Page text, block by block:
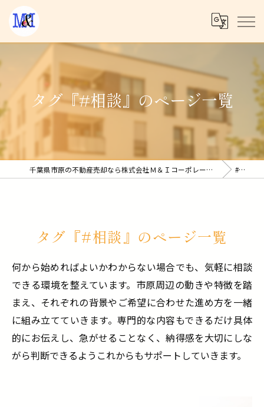
タグ『#相談』のページ一覧
千葉県市原の不動産売却なら株式会社Ｍ＆Ｉコーポレーション #相談
タグ『#相談』のページ一覧
何から始めればよいかわからない場合でも、気軽に相談
できる環境を整えています。市原周辺の動きや特徴を踏
まえ、それぞれの背景やご希望に合わせた進め方を一緒
に組み立てていきます。専門的な内容もできるだけ具体
的にお伝えし、急がせることなく、納得感を大切にしな
がら判断できるようこれからもサポートしていきます。